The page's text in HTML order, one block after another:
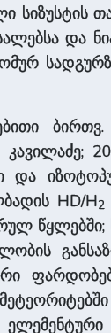
სიზუსტის
და
HD/H2